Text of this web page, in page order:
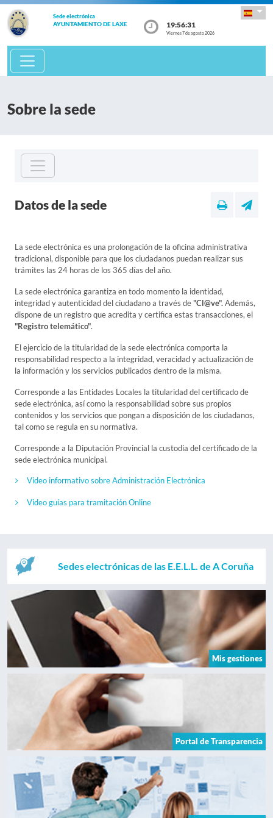
Sede electrónica
AYUNTAMIENTO DE LAXE 19:56:31
Viernes 7 de agosto 2026
Sobre la sede
Datos de la sede
La sede electrónica es una prolongación de la oficina administrativa
tradicional, disponible para que los ciudadanos puedan realizar sus
trámites las 24 horas de los 365 días del año.
La sede electrónica garantiza en todo momento la identidad,
integridad y autenticidad del ciudadano a través de"Cl@ve".Además,
dispone de un registro que acredita y certifica estas transacciones, el
"Registro telemático".
El ejercicio de la titularidad de la sede electrónica comporta la
responsabilidad respecto a la integridad, veracidad y actualización de
la información y los servicios publicados dentro de la misma.
Corresponde a las Entidades Locales la titularidad del certificado de
sede electrónica, así como la responsabilidad sobre sus propios
contenidos y los servicios que pongan a disposición de los ciudadanos,
tal como se regula en su normativa.
Corresponde a la Diputación Provincial la custodia del certificado de la
sede electrónica municipal.
Video informativo sobre Administración Electrónica
Video guías para tramitación Online
Sedes electrónicas de las E.E.L.L. de A Coruña
Mis gestiones
Portal de Transparencia